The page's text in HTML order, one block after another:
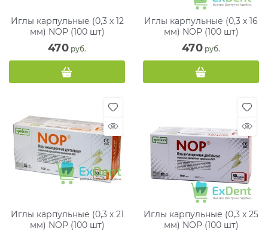
Иглы карпульные (0,3 х 12
мм) NOP (100 шт)
470 руб.
Иглы карпульные (0,3 х 16
мм) NOP (100 шт)
470 руб.
Иглы карпульные (0,3 х 21
мм) NOP (100 шт)
Иглы карпульные (0,3 х 25
мм) NOP (100 шт)